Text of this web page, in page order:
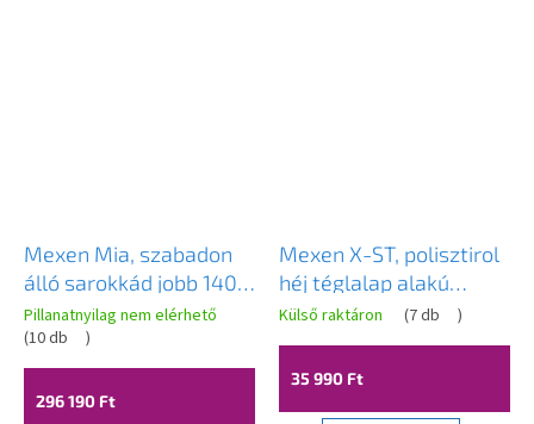
Mexen Mia, szabadon
álló sarokkád jobb 140 x
75 cm, fehér, fekete
túlfolyó,
52691407500P-70
Pillanatnyilag nem elérhető
(10 db )
296 190 Ft
Mexen X-ST, polisztirol
héj téglalap alakú
kádhoz 160-190 x 70-90
cm, fehér, 55021-00
Külső raktáron (7 db )
35 990 Ft